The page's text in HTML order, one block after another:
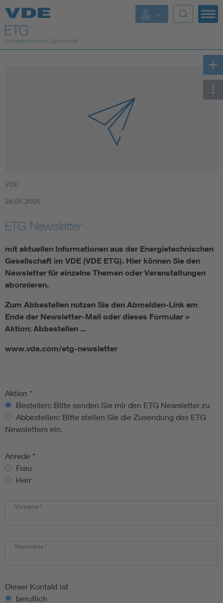
Top Themen
Fokusthemen
Energy grids
Renewable energies
Kompetenzzentrum Smart Grid
VDE
28.05.2025
ETG Newsletter
mit aktuellen Informationen aus der Energietechnischen
Gesellschaft im VDE (VDE ETG). Hier können Sie den
Newsletter für einzelne Themen oder Veranstaltungen
abonnieren.
Zum Abbestellen nutzen Sie den Abmelden-Link am
Ende der Newsletter-Mail oder dieses Formular >
Aktion: Abbestellen ...
www.vde.com/etg-newsletter
Aktion *
Bestellen: Bitte senden Sie mir den ETG Newsletter zu
Abbestellen: Bitte stellen Sie die Zusendung des ETG
Newsletters ein.
Anrede *
Frau
Herr
Vorname *
Nachname *
Dieser Kontakt ist
beruflich